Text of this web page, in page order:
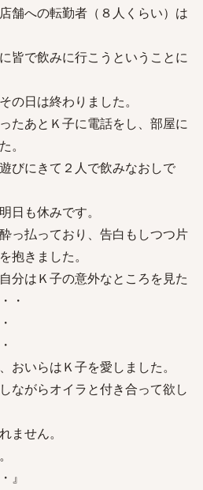
舗への転勤者（８人くらい）は
皆で飲みに行こうということに
の日は終わりました。
たあとＫ子に電話をし、部屋に
。
びにきて２人で飲みなおしで
日も休みです。
っ払っており、告白もしつつ片
抱きました。
分はＫ子の意外なところを見た
・
おいらはＫ子を愛しました。
ながらオイラと付き合って欲し
ません。
』